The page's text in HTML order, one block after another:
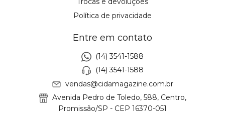
Política de privacidade
Entre em contato
(14) 3541-1588
(14) 3541-1588
vendas@cidamagazine.com.br
Avenida Pedro de Toledo, 588, Centro,
Promissão/SP - CEP 16370-051